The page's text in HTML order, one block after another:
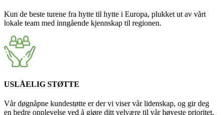
Kun de beste turene fra hytte til hytte i Europa, plukket ut av vårt
lokale team med inngående kjennskap til regionen.
USLÅELIG STØTTE
Vår døgnåpne kundestøtte er der vi viser vår lidenskap, og gir deg
en bedre opplevelse ved å gjøre ditt velvære til vår høyeste prioritet.